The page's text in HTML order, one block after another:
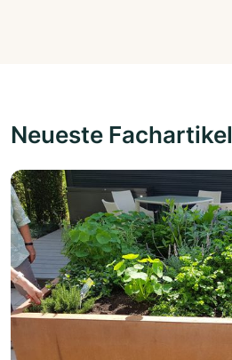
Neueste Fachartikel